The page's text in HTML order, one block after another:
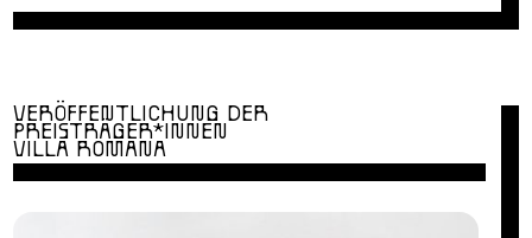
VERÖFFENTLICHUNG DER
PREISTRÄGER*INNEN
VILLA ROMANA